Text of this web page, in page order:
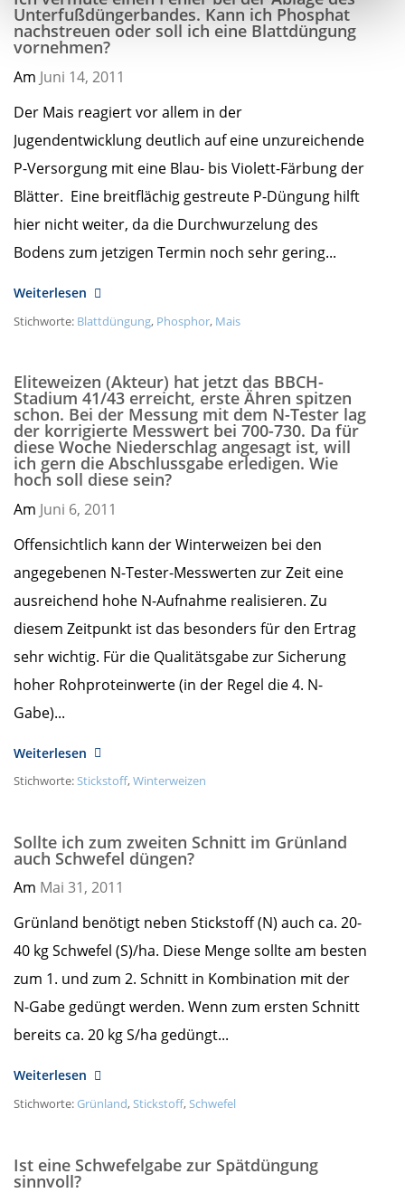
Unterfußdüngerbandes. Kann ich Phosphat
nachstreuen oder soll ich eine Blattdüngung
vornehmen?
Am Juni 14, 2011
Der Mais reagiert vor allem in der
Jugendentwicklung deutlich auf eine unzureichende
P-Versorgung mit eine Blau- bis Violett-Färbung der
Blätter. Eine breitflächig gestreute P-Düngung hilft
hier nicht weiter, da die Durchwurzelung des
Bodens zum jetzigen Termin noch sehr gering...
Weiterlesen
Stichworte: Blattdüngung, Phosphor, Mais
Eliteweizen (Akteur) hat jetzt das BBCH-
Stadium 41/43 erreicht, erste Ähren spitzen
schon. Bei der Messung mit dem N-Tester lag
der korrigierte Messwert bei 700-730. Da für
diese Woche Niederschlag angesagt ist, will
ich gern die Abschlussgabe erledigen. Wie
hoch soll diese sein?
Am Juni 6, 2011
Offensichtlich kann der Winterweizen bei den
angegebenen N-Tester-Messwerten zur Zeit eine
ausreichend hohe N-Aufnahme realisieren. Zu
diesem Zeitpunkt ist das besonders für den Ertrag
sehr wichtig. Für die Qualitätsgabe zur Sicherung
hoher Rohproteinwerte (in der Regel die 4. N-
Gabe)...
Weiterlesen
Stichworte:Stickstoff,Winterweizen
Sollte ich zum zweiten Schnitt im Grünland
auch Schwefel düngen?
Am Mai 31, 2011
Grünland benötigt neben Stickstoff (N) auch ca. 20-
40 kg Schwefel (S)/ha. Diese Menge sollte am besten
zum 1. und zum 2. Schnitt in Kombination mit der
N-Gabe gedüngt werden. Wenn zum ersten Schnitt
bereits ca. 20 kg S/ha gedüngt...
Weiterlesen
Stichworte: Grünland,Stickstoff,Schwefel
Ist eine Schwefelgabe zur Spätdüngung
sinnvoll?